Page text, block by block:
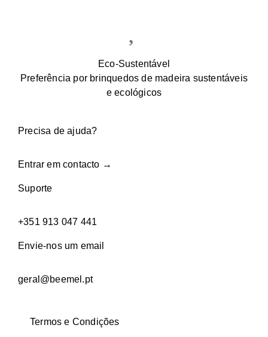
Eco-Sustentável
Preferência por brinquedos de madeira sustentáveis
e ecológicos
Precisa de ajuda?
Entrar em contacto →
Suporte
+351 913 047 441
Envie-nos um email
geral@beemel.pt
Termos e Condições